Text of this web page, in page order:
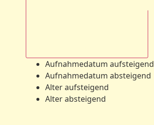
Aufnahmedatum aufsteigend
Aufnahmedatum absteigend
Alter aufsteigend
Alter absteigend